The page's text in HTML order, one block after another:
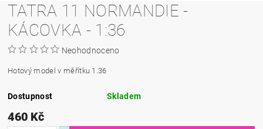
TATRA 11 NORMANDIE -
KÁCOVKA - 1:36
Neohodnoceno
Hotový model v měřítku 1.36
Dostupnost Skladem
460 Kč